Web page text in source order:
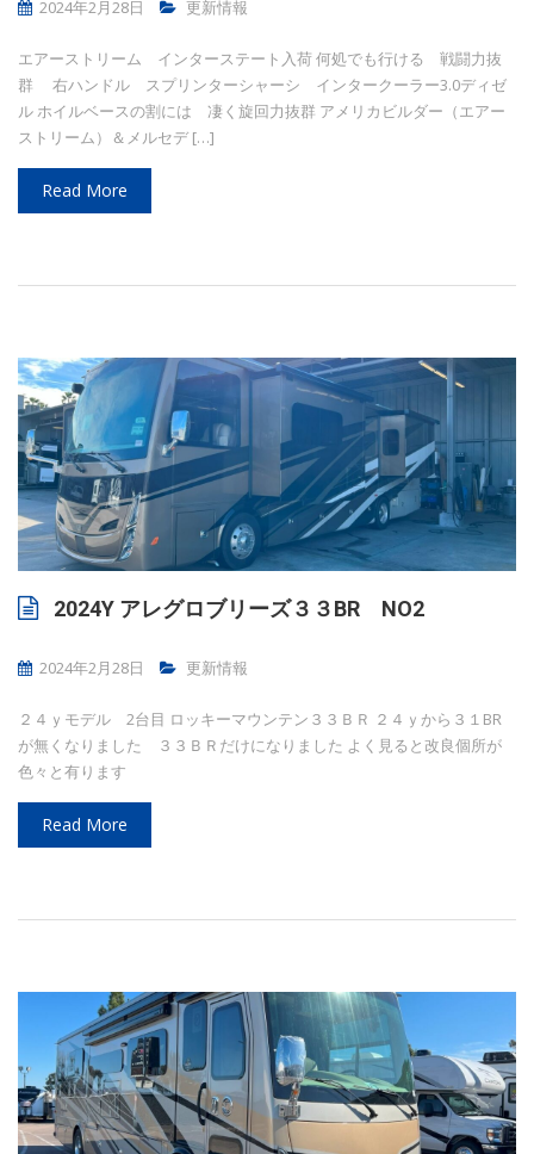
2024年2月28日 更新情報
エアーストリーム インターステート入荷 何処でも行ける 戦闘力抜
群 右ハンドル スプリンターシャーシ インタークーラー3.0ディゼ
ル ホイルベースの割には 凄く旋回力抜群 アメリカビルダー（エアー
ストリーム）＆メルセデ […]
Read More
2024Y アレグロブリーズ３３BR NO2
2024年2月28日 更新情報
２４ｙモデル 2台目 ロッキーマウンテン３３ＢＲ ２４ｙから３１BR
が無くなりました ３３ＢＲだけになりました よく見ると改良個所が
色々と有ります
Read More